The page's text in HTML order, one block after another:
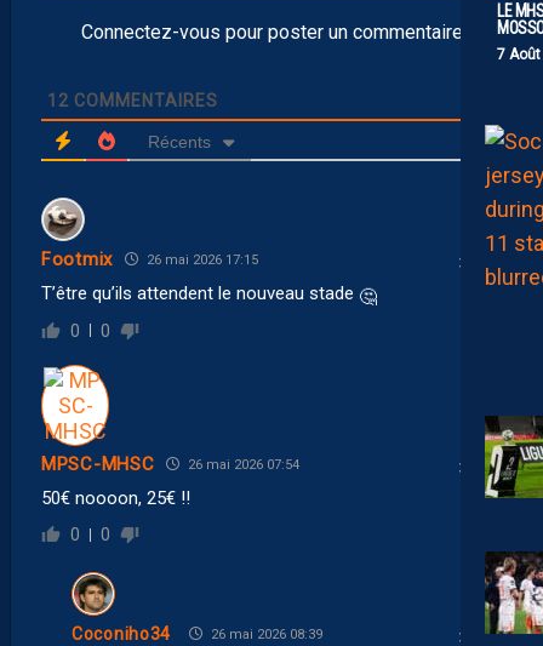
LE
7
Connectez-vous pour poster un commentaire
12 COMMENTAIRES
Récents
Footmix 26 mai 2026 17:15
T’être qu’ils attendent le nouveau stade 🤔
0 0
MPSC-MHSC 26 mai 2026 07:54
50€ noooon, 25€ !!
0 0
Coconiho34 26 mai 2026 08:39